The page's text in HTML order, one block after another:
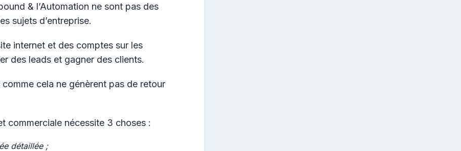
& l’Automation ne sont pas des
sujets d’entreprise.
internet et des comptes sur les
des leads et gagner des clients.
cela ne génèrent pas de retour
commerciale nécessite 3 choses :
détaillée ;